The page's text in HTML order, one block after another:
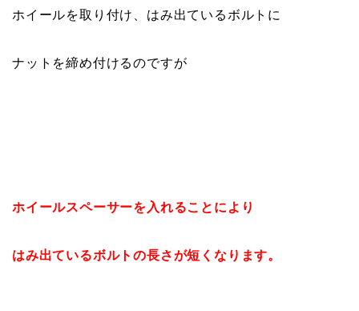
ホイールを取り付け、はみ出ているボルトに
ナットを締め付けるのですが
ホイールスペーサーを入れることにより
はみ出ているボルトの長さが短くなります。